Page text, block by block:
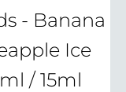
- Banana
Ice
/ 15ml